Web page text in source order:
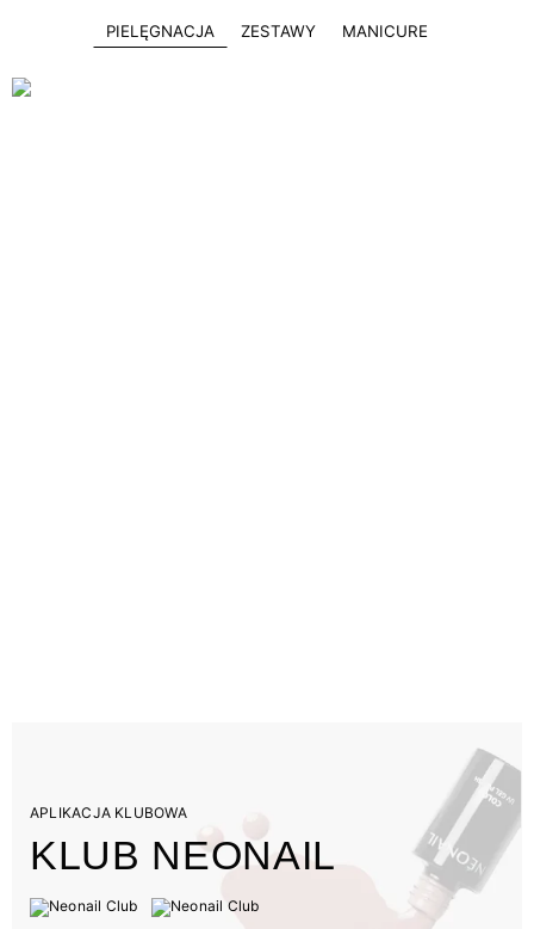
PIELĘGNACJA ZESTAWY MANICURE
APLIKACJA KLUBOWA
KLUB NEONAIL